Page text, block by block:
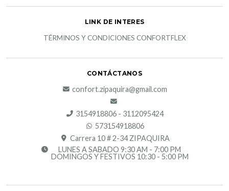
LINK DE INTERES
TÉRMINOS Y CONDICIONES CONFORTFLEX
CONTÁCTANOS
confort.zipaquira@gmail.com
3154918806 - 3112095424
573154918806
Carrera 10 # 2-34 ZIPAQUIRA
LUNES A SABADO 9:30 AM - 7:00 PM
DOMINGOS Y FESTIVOS 10:30 - 5:00 PM